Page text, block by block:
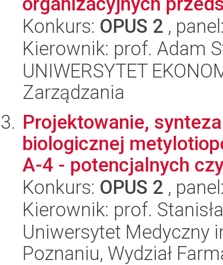
Konkurs: OPUS 2 ,
Kierownik: prof. Adam
UNIWERSYTET
Zarządzania
Projektowanie,
biologicznej
A-4 - potencjalnych
Konkurs: OPUS 2 ,
Kierownik: prof.
Uniwersytet Medyczny
Poznaniu, Wydział